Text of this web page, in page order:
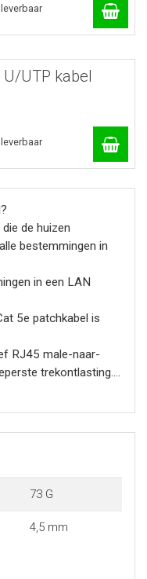
U/UTP kabel
de huizen
bestemmingen in
in een LAN
5e patchkabel is
RJ45 male-naar-
trekontlasting.
vervorming.
voor een
Category 5e.
73 G
4,5 mm